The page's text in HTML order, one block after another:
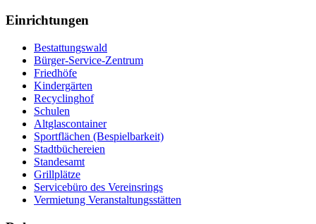
Einrichtungen
Bestattungswald
Bürger-Service-Zentrum
Friedhöfe
Kindergärten
Recyclinghof
Schulen
Altglascontainer
Sportflächen (Bespielbarkeit)
Stadtbüchereien
Standesamt
Grillplätze
Servicebüro des Vereinsrings
Vermietung Veranstaltungsstätten